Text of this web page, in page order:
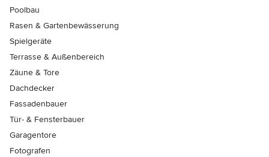
Poolbau
Rasen & Gartenbewässerung
Spielgeräte
Terrasse & Außenbereich
Zäune & Tore
Dachdecker
Fassadenbauer
Tür- & Fensterbauer
Garagentore
Fotografen